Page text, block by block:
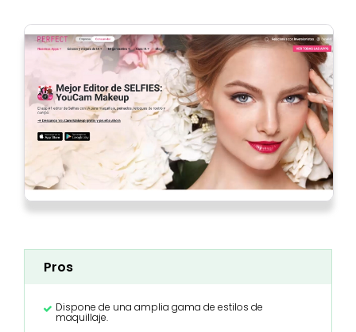
Pros
Dispone de una amplia gama de estilos de
maquillaje.